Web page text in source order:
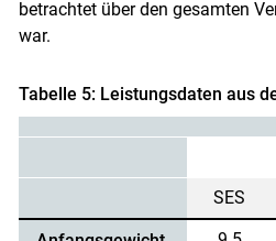
betrachtet über den gesamten
war.
Tabelle 5: Leistungsdaten aus
SES